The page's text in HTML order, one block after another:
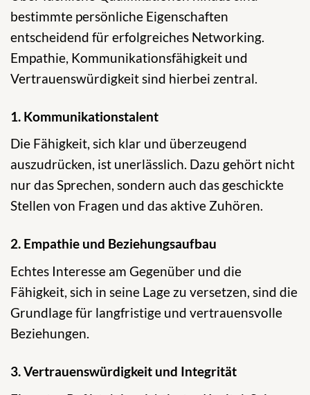
bestimmte persönliche Eigenschaften
entscheidend für erfolgreiches Networking.
Empathie, Kommunikationsfähigkeit und
Vertrauenswürdigkeit sind hierbei zentral.
1. Kommunikationstalent
Die Fähigkeit, sich klar und überzeugend
auszudrücken, ist unerlässlich. Dazu gehört nicht
nur das Sprechen, sondern auch das geschickte
Stellen von Fragen und das aktive Zuhören.
2. Empathie und Beziehungsaufbau
Echtes Interesse am Gegenüber und die
Fähigkeit, sich in seine Lage zu versetzen, sind die
Grundlage für langfristige und vertrauensvolle
Beziehungen.
3. Vertrauenswürdigkeit und Integrität